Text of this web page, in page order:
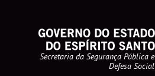
Secretaria da Segurança Pública e
Defesa Social